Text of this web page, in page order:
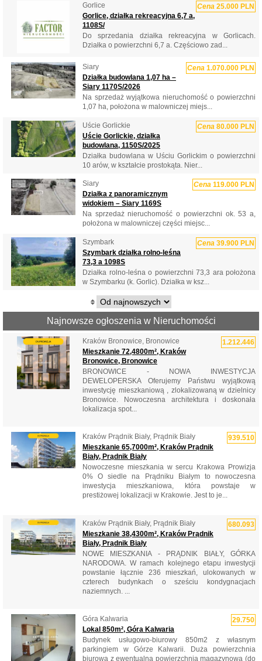
Gorlice Cena 25.000 PLN
Gorlice, działka rekreacyjna 6,7 a,
1108S/
Do sprzedania działka rekreacyjna w Gorlicach.
Działka o powierzchni 6,7 a. Częściowo zad...
Siary Cena 1.070.000 PLN
Działka budowlana 1,07 ha –
Siary 1170S/2026
Na sprzedaż wyjątkowa nieruchomość o powierzchni
1,07 ha, położona w malowniczej miejs...
Uście Gorlickie Cena 80.000 PLN
Uście Gorlickie, działka
budowlana, 1150S/2025
Działka budowlana w Uściu Gorlickim o powierzchni
10 arów, w kształcie prostokąta. Nier...
Siary Cena 119.000 PLN
Działka z panoramicznym
widokiem – Siary 1169S
Na sprzedaż nieruchomość o powierzchni ok. 53 a,
położona w malowniczej części miejsc...
Szymbark Cena 39.900 PLN
Szymbark działka rolno-leśna
73,3 a 1098S
Działka rolno-leśna o powierzchni 73,3 ara położona
w Szymbarku (k. Gorlic). Działka w ksz...
Najnowsze ogłoszenia w Nieruchomości
1.212.446
Kraków Bronowice, Bronowice
Mieszkanie 72,4800m², Kraków
Bronowice, Bronowice
BRONOWICE - NOWA INWESTYCJA
DEWELOPERSKA Oferujemy Państwu wyjątkową
inwestycję mieszkaniową , zlokalizowaną w dzielnicy
Bronowice. Nowoczesna architektura i doskonała
lokalizacja spot...
939.510
Kraków Prądnik Biały, Prądnik Biały
Mieszkanie 65,7000m², Kraków Prądnik
Biały, Prądnik Biały
Nowoczesne mieszkania w sercu Krakowa Prowizja
0% O siedle na Prądniku Białym to nowoczesna
inwestycja mieszkaniowa, która powstaje w
prestiżowej lokalizacji w Krakowie. Jest to je...
680.093
Kraków Prądnik Biały, Prądnik Biały
Mieszkanie 38,4300m², Kraków Prądnik
Biały, Prądnik Biały
NOWE MIESZKANIA - PRĄDNIK BIAŁY, GÓRKA
NARODOWA. W ramach kolejnego etapu inwestycji
powstanie łącznie 236 mieszkań, ulokowanych w
czterech budynkach o sześciu kondygnacjach
naziemnych. ...
29.750
Góra Kalwaria
Lokal 850m², Góra Kalwaria
Budynek usługowo-biurowy 850m2 z własnym
parkingiem w Górze Kalwarii. Duża powierzchnia
biurowa z ewentualną powierzchnią magazynową (do